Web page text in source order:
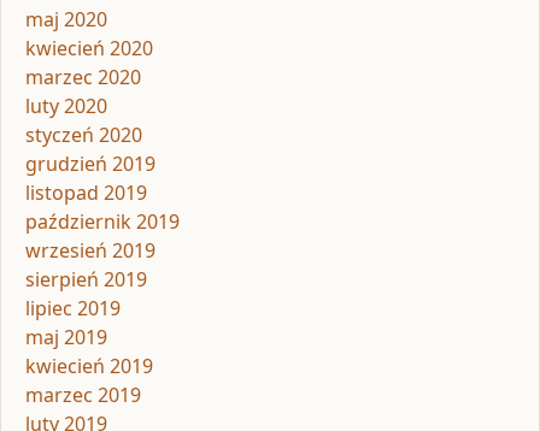
maj 2020
kwiecień 2020
marzec 2020
luty 2020
styczeń 2020
grudzień 2019
listopad 2019
październik 2019
wrzesień 2019
sierpień 2019
lipiec 2019
maj 2019
kwiecień 2019
marzec 2019
luty 2019